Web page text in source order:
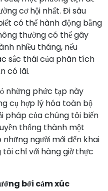
cơ hội nhất. Đi sâu
có thể hành động bằng
thường có thể gây
nhiều tháng, nếu
sắc thái của phân tích
có lãi.
những phức tạp này
cụ hợp lý hóa toàn bộ
pháp của chúng tôi biến
thống thành một
người mới đến khai
chỉ với hàng giờ thực
bởi cảm xúc